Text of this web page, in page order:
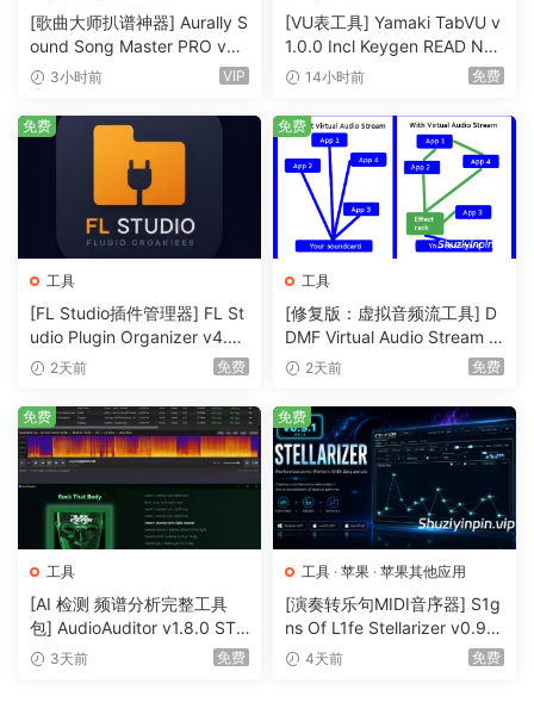
– Local-first processing and storage by default
choose your prefered UI language upon
launch through setup wizard and
configure your settings.
[歌曲大师扒谱神器] Aurally S
ound Song Master PRO v5.
0.02 [WiN]（355MB）
3小时前 VIP
[VU表工具] Yamaki TabVU v
1.0.0 Incl Keygen READ NF
O-R2R [WiN]（4.7MB）
14小时前 免费
工具
[FL Studio插件管理器] FL St
udio Plugin Organizer v4.0
[Now with FLP Downgrade]
2天前 免费
免费
工具
[修复版：虚拟音频流工具] D
DMF Virtual Audio Stream v
2.0.2 x32 x64 Rev4-itUsed
2天前 免费
免费
工具
[AI 检测 频谱分析完整工具
包] AudioAuditor v1.8.0 STA
NDALONE PORTABLE [WiN]
3天前 免费
免费
工具 · 苹果 · 苹果其他应用
[演奏转乐句MIDI音序器] S1g
ns Of L1fe Stellarizer v0.9.0
BETA-ARCADiA [MacOSX]
4天前 免费
免费